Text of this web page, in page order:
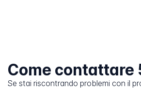
Come contattare
Se stai riscontrando problemi con il